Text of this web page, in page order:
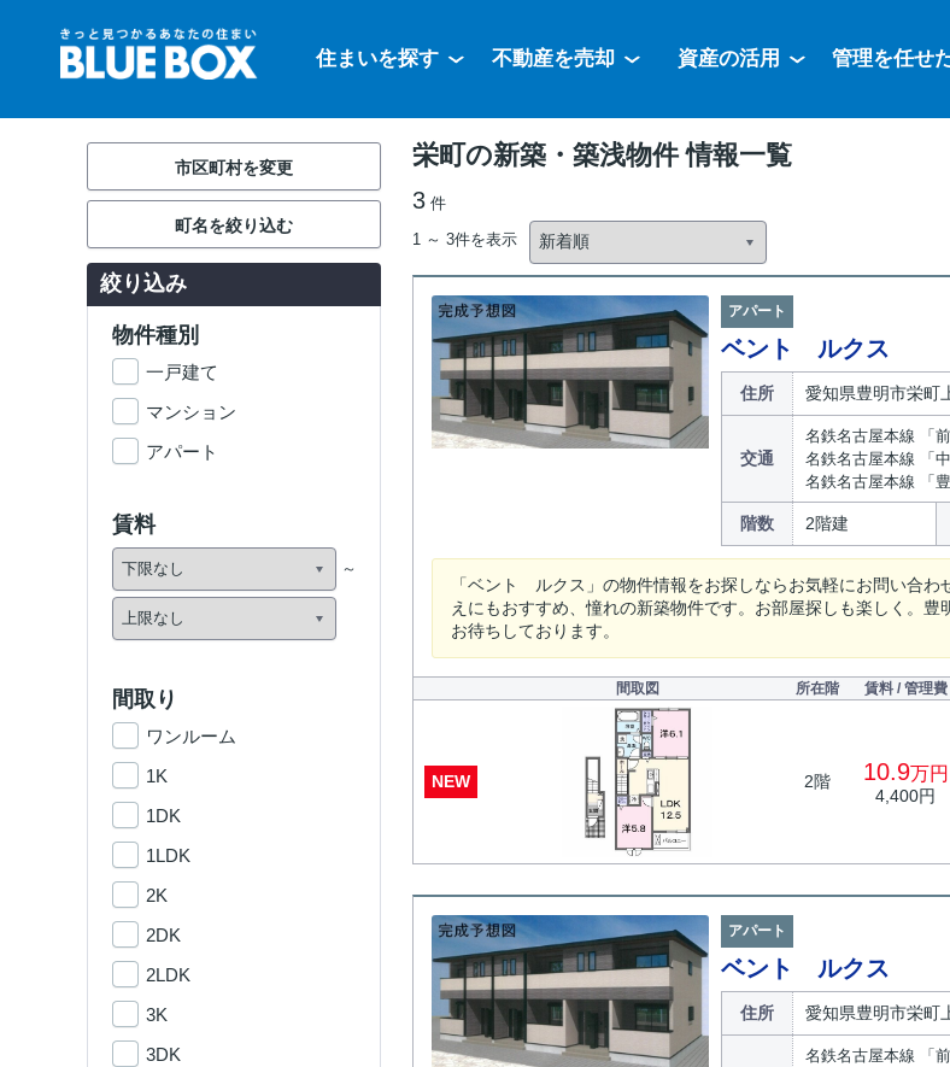
住まいを探す 不動産を売却 資産の活用 管理を任せ
栄町の新築・築浅物件 情報一覧
3 件
1 ～ 3件を表示
アパート
ベント ルクス
住所 愛知県豊明市栄町
交通
名鉄名古屋本線 「
名鉄名古屋本線 「
名鉄名古屋本線 「
階数 2階建
「ベント ルクス」の物件情報をお探しならお気軽にお問い合
えにもおすすめ、憧れの新築物件です。お部屋探しも楽しく。
お待ちしております。
間取図 所在階 賃料 / 管理費
NEW 2階 10.9万円
4,400円
アパート
ベント ルクス
住所 愛知県豊明市栄町
名鉄名古屋本線 「
市区町村を変更
町名を絞り込む
絞り込み
物件種別
一戸建て
マンション
アパート
賃料
間取り
ワンルーム
1K
1DK
1LDK
2K
2DK
2LDK
3K
3DK